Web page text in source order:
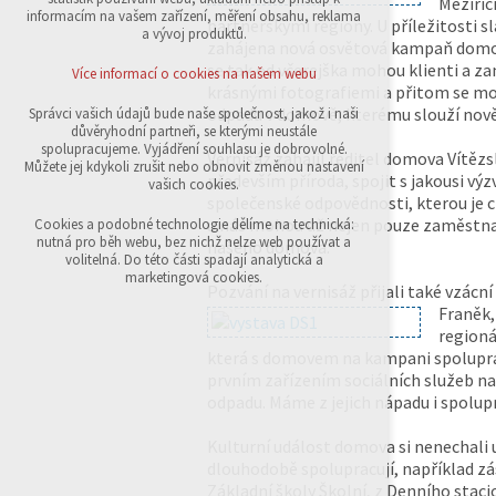
partnerskými regiony. U příležitosti
zahájena nová osvětová kampaň
se tak od včerejška mohou klienti a
krásnými fotografiemi a přitom se
odpadu v domově, kterému slouží
Vernisáž zahájil ředitel domova
především příroda, spojit s jakousi
společenské odpovědnosti, kterou
u nás mohou už nejen pouze
našeho domova.“
Pozvání na vernisáž přijali také
která s domovem na kampani
prvním zařízením sociálních služeb
odpadu. Máme z jejich nápadu i
Kulturní událost domova si
dlouhodobě spolupracují, například
Základní školy Školní, z Denního
přihlášení, volby jazyka, apod.
analytická pro anonymizované vyhodnocení
návštěvnosti
marketingová cookies (Google,Sklik)
Více informací o cookies na našem webu
Přijmout všechny cookies
Odmítnout vše
informacím na vašem zařízení, měření obsahu, reklama
a vývoj produktů.
Více informací o cookies na našem webu
Správci vašich údajů bude naše společnost, jakož i naši
důvěryhodní partneři, se kterými neustále
spolupracujeme. Vyjádření souhlasu je dobrovolné.
Můžete jej kdykoli zrušit nebo obnovit změnou nastavení
vašich cookies.
Cookies a podobné technologie dělíme na technická:
nutná pro běh webu, bez nichž nelze web používat a
volitelná. Do této části spadají analytická a
marketingová cookies.